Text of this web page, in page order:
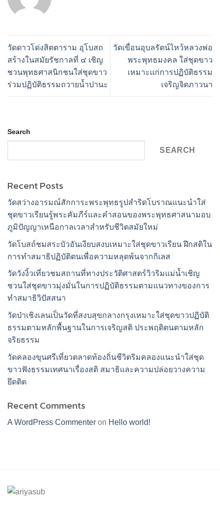
วัดดาวโด่งสิตตาราม อุโบสถ
สร้างในสมัยรัชกาลที่ ๔ เชิญ
ชวนพุทธศาสนิกชนใส่ชุดขาว
ร่วมปฏิบัติธรรมถวายน้ำปานะ
วัดเขื่อนอุบลรัตน์ไหว้หลวงพ่อ
พระพุทธมงคล ใส่ชุดขาว
เหมาะแก่การปฏิบัติธรรม
เจริญจิตภาวนา
Search
SEARCH
Recent Posts
วัดสว่างอารมณ์สักการะพระพุทธรูปสำริดโบราณแนะนำใส่
ชุดขาวเรียนรู้พระคัมภีร์และคำสอนของพระพุทธศาสนามอบ
ภูมิปัญญาเหนือกาลเวลาสำหรับชีวิตสมัยใหม่
วัดโบสถ์ชมสระบัวอันเงียบสงบเหมาะใส่ชุดขาวเรียน ฝึกสติใน
การทำสมาธิปฏิบัติตนเพื่อความหลุดพ้นจากกิเลส
วัดวังงิ้วเที่ยวชมสถานที่ทางประวัติศาสตร์วิวริมแม่น้ำเชิญ
ชวนใส่ชุดขาวมุ่งมั่นในการปฏิบัติธรรมตามแนวทางของการ
ทำสมาธิวิปัสสนา
วัดป่าเชิงเลนเป็นวัดที่สงบสุขกลางกรุงเหมาะใส่ชุดขาวปฏิบัติ
ธรรมตามหลักพื้นฐานในการเจริญสติ ประพฤติตนตามหลัก
จริยธรรม
วัดคลองขุนศรีเที่ยวตลาดท้องถิ่นชีวิตริมคลองแนะนำใส่ชุด
ขาวฟังธรรมเทศนาเรื่องสติ สมาธิและความปล่อยวางความ
ยึดติด
Recent Comments
A WordPress Commenter on Hello world!